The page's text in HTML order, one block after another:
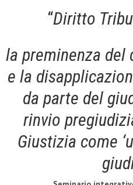
“Diritto
la preminenza
e la
da parte del
rinvio
Giustizia come